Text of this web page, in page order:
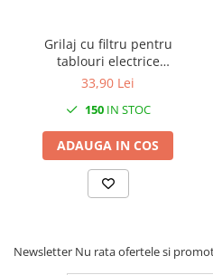
Grilaj cu filtru pentru
tablouri electrice
120x120mm IP54
33,90 Lei
150IN STOC
ADAUGA IN COS
Newsletter Nu rata ofertele si